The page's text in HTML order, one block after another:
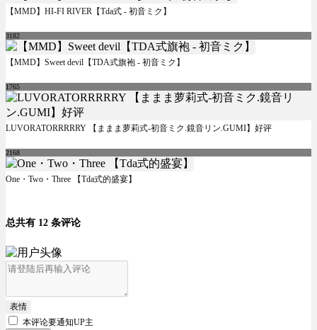
【MMD】HI-FI RIVER【Tda式 - 初音ミク】
3182
【MMD】Sweet devil【TDA式旗袍 - 初音ミク】
1765
LUVORATORRRRRY 【ままま萝莉式-初音ミク.鏡音リン.GUMI】好评
2168
One・Two・Three 【Tda式的盛宴】
总共有 12 条评论
表情
本评论要通知UP主